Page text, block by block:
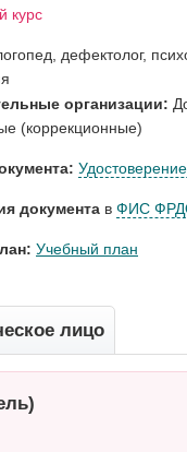
курс
дефектолог,
организации:
(коррекционные)
документа в ФИС
Учебный план
лицо